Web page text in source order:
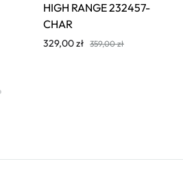
HIGH RANGE 232457-
CHAR
329,00zł 359,00zł